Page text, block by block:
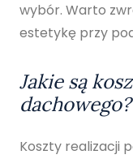
wybór. Warto
estetykę przy
Jakie są
dachowego?
Koszty realizacji